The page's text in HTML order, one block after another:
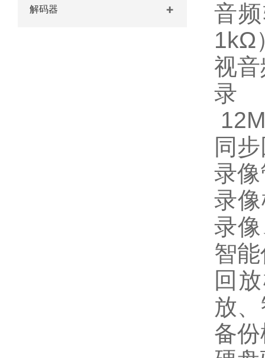
解码器
音
1kΩ
视
同
录
录
录
智
回
放
备